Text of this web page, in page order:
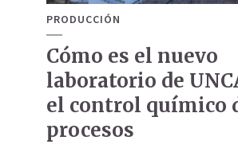
PRODUCCIÓN
Cómo es el nuevo
laboratorio de
el control químico
procesos